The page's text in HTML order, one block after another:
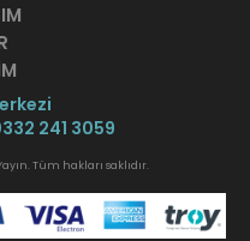
241 3059
Tüm hakları saklıdır.